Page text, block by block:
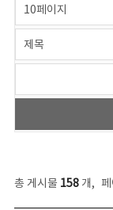
총 게시물 158개, 페
콘텐츠이슈 목록 - 번호, 제목, 작성자, 파일, 조회수, 작성일 정보 제공